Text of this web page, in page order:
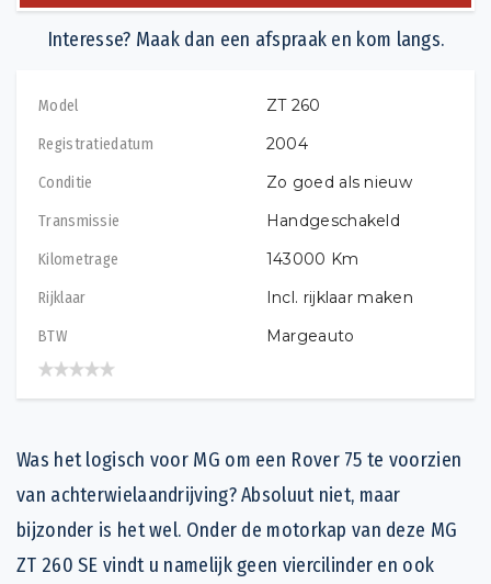
Interesse? Maak dan een afspraak en kom langs.
Model ZT 260
Registratiedatum 2004
Conditie Zo goed als nieuw
Transmissie Handgeschakeld
Kilometrage 143000 Km
Rijklaar Incl. rijklaar maken
BTW Margeauto
Was het logisch voor MG om een Rover 75 te voorzien
van achterwielaandrijving? Absoluut niet, maar
bijzonder is het wel. Onder de motorkap van deze MG
ZT 260 SE vindt u namelijk geen viercilinder en ook